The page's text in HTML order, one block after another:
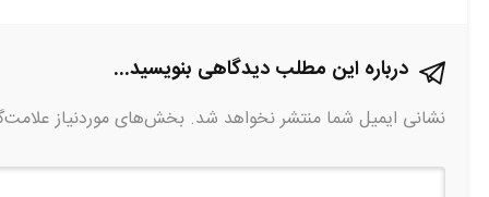
درباره این مطلب دیدگاهی بنویسید...
نشانی ایمیل شما منتشر نخواهد شد. بخش‌های موردنیاز